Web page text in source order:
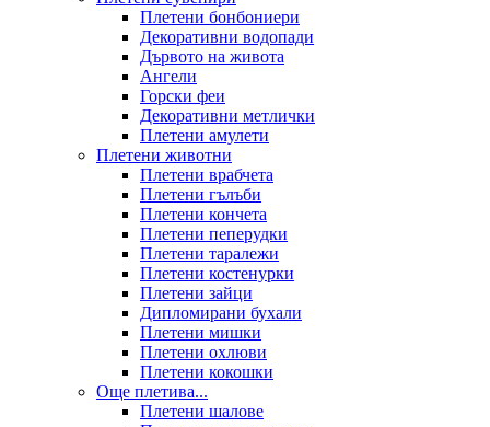
Плетени бонбониери
Декоративни водопади
Дървото на живота
Ангели
Горски феи
Декоративни метлички
Плетени амулети
Плетени животни
Плетени врабчета
Плетени гълъби
Плетени кончета
Плетени пеперудки
Плетени таралежи
Плетени костенурки
Плетени зайци
Дипломирани бухали
Плетени мишки
Плетени охлюви
Плетени кокошки
Още плетива...
Плетени шалове